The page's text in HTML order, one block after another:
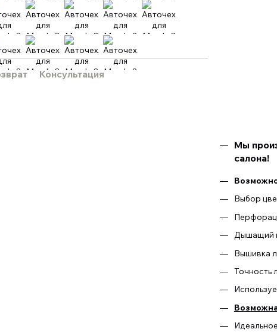
Консультация
Мы
салона!
Выбор
Дышащий
Вышивка
Точность